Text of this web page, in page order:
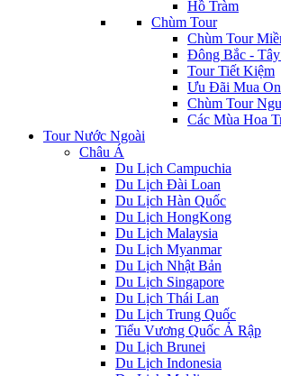
Hồ Tràm
Chùm Tour
Chùm Tour
Đông Bắc -
Tour Tiết Kiệm
Ưu Đãi Mua
Chùm Tour
Các Mùa Hoa
Tour Nước Ngoài
Châu Á
Du Lịch Campuchia
Du Lịch Đài Loan
Du Lịch Hàn Quốc
Du Lịch HongKong
Du Lịch Malaysia
Du Lịch Myanmar
Du Lịch Nhật Bản
Du Lịch Singapore
Du Lịch Thái Lan
Du Lịch Trung Quốc
Tiểu Vương Quốc Ả Rập
Du Lịch Brunei
Du Lịch Indonesia